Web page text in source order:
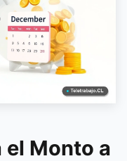
el Monto a